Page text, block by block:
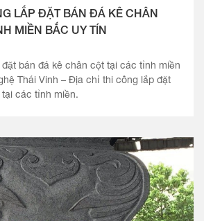
LẮP ĐẶT BÁN ĐÁ KÊ CHÂN
MIỀN BẮC UY TÍN
bán đá kê chân cột tại các tỉnh miền
Thái Vinh – Địa chỉ thi công lắp đặt
các tỉnh miền.